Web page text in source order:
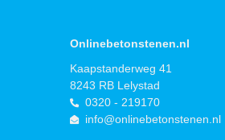
Onlinebetonstenen.nl
Kaapstanderweg 41
8243 RB Lelystad
0320 - 219170
info@onlinebetonstenen.nl